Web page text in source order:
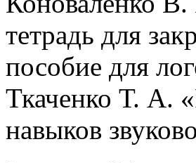
тетрадь для
пособие для
Ткаченко Т. А.
навыков